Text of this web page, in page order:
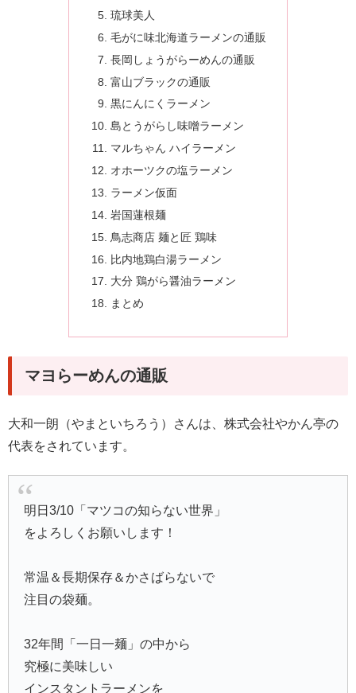
琉球美人
毛がに味北海道ラーメンの通販
長岡しょうがらーめんの通販
富山ブラックの通販
黒にんにくラーメン
島とうがらし味噌ラーメン
マルちゃん ハイラーメン
オホーツクの塩ラーメン
ラーメン仮面
岩国蓮根麺
鳥志商店 麺と匠 鶏味
比内地鶏白湯ラーメン
大分 鶏がら醤油ラーメン
まとめ
マヨらーめんの通販
大和一朗（やまといちろう）さんは、株式会社やかん亭の
代表をされています。
明日3/10「マツコの知らない世界」
をよろしくお願いします！
常温＆長期保存＆かさばらないで
注目の袋麺。
32年間「一日一麺」の中から
究極に美味しい
インスタントラーメンを